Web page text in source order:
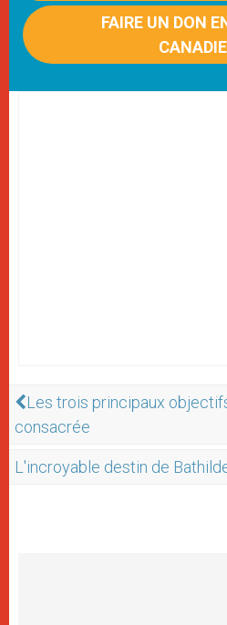
FAIRE UN DON
Les trois principaux
consacrée
L'incroyable destin de